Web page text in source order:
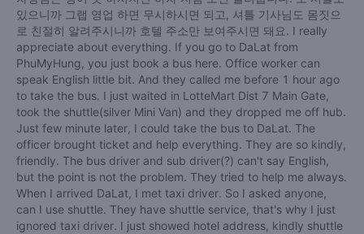
있으니까 그랩 영업 하면 무시하시면 되고, 셔틀 기사님도 몸짓으
로 친절히 알려주시니까 호텔 주소만 보여주시면 돼요. I really
appreciate about everything. If you go to DaLat from
PhuMyHung, you just book a bus here. Office worker can
speak English little bit. And they called me before 1 hour ago
to take the bus. I just waited in LotteMart Dist 7 Main Gate,
took the shuttle(silver Mini Van) and they dropped me off hub.
Just few minute later, I could take the bus to DaLat. The
officer brought ticket and help everything. They are so kindly,
friendly. The bus driver and sub driver(?) can't say English,
but the point is not the problem. They tried to help me always.
When I arrived DaLat, I met taxi driver. So I asked anyone,
can I use shuttle. They have shuttle service, that's why I just
ignored taxi driver. I just showed hotel address, kindly shuttle